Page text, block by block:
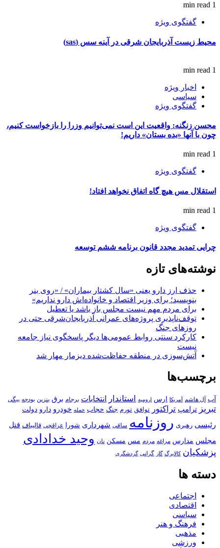
1 min read
گفتگوی ویژه
محیط زیست آذربایجان شرقی در آینه سس (sas)
1 min read
اخبار ویژه
سیاسی
گفتگوی ویژه
محسن زنگنه: واقعیت این است نمی‌توانیم وزرا را بازخواست کنیم،
چون با آنها «بده بستان» داریم!
1 min read
گفتگوی ویژه
استقلال مس هیچ گاه اتفاق نخواهد افتاد!
1 min read
گفتگوی ویژه
چرایی تمدید مجدد قانون برنامه ششم توسعه
نوشته‌های تازه
حذف ارز دارو یعنی «سال کشتار بیماران» / «روی بنر
بنویسید؛ برای وزیر اقتصاد و خانواده‌اش دارو نداریم»
برای مردم مهم نیست مجلس باز باشد یا تعطیل
توقف‌ناپذیری پروژه‌های عمرانی آذربایجان‌شرقی حتی در
روزهای جنگ
کارکرد سنتی روابط عمومی‌ها دیگر پاسخگوی نیاز جامعه
نیست
آتش‌سوزی در منطقه حفاظت‌شده دیزمار مهار شد
برچسب‌ها
آب آل هاشم آمریکا ارس ارومیه استاندار انتخابات برجام برق بنزین بودجه بیگی
تبریز ترامپ تراکتور توافق تورم جنگ حجاب حمله خودرو دارو دولت
رئیسی رهبری روزنامه ساقی شهرداری شورا عراقچی قالیباف قتل
مجلس مدارس مراغه مردم مس مسکن نان وحید خدادادی
پزشکیان کالابرگ گاز گرانی گردشگری
دسته ها
اجتماعی
اقتصادی
سیاسی
فرهنگ و هنر
مذهبی
ورزشی